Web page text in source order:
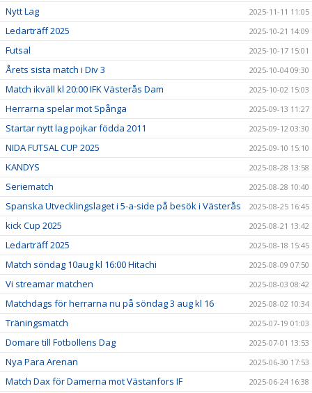
Nytt Lag 2025-11-11 11:05
Ledarträff 2025 2025-10-21 14:09
Futsal 2025-10-17 15:01
Årets sista match i Div 3 2025-10-04 09:30
Match ikväll kl 20:00 IFK Västerås Dam 2025-10-02 15:03
Herrarna spelar mot Spånga 2025-09-13 11:27
Startar nytt lag pojkar födda 2011 2025-09-12 03:30
NIDA FUTSAL CUP 2025 2025-09-10 15:10
KANDYS 2025-08-28 13:58
Seriematch 2025-08-28 10:40
Spanska Utvecklingslaget i 5-a-side på besök i Västerås 2025-08-25 16:45
kick Cup 2025 2025-08-21 13:42
Ledarträff 2025 2025-08-18 15:45
Match söndag 10aug kl 16:00 Hitachi 2025-08-09 07:50
Vi streamar matchen 2025-08-03 08:42
Matchdags för herrarna nu på söndag 3 aug kl 16 2025-08-02 10:34
Träningsmatch 2025-07-19 01:03
Domare till Fotbollens Dag 2025-07-01 13:53
Nya Para Arenan 2025-06-30 17:53
Match Dax för Damerna mot Västanfors IF 2025-06-24 16:38